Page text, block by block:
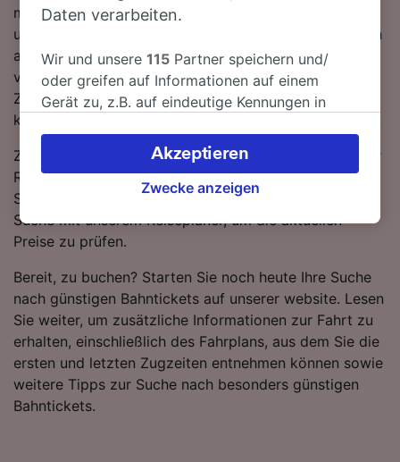
müssen während der Fahrt nach Firenze Statuto 1-mal
umsteigen, da derzeit keine direkten Zugverbindungen
auf dieser Route verfügbar sind. Auf dieser Strecke
verkehren sowohl Trenitalia als auch Frecciarossa
Züge, die standardmäßig einen modernen,
komfortablen Service mit viel Platz für Gepäck bieten.
Zugtickets von Parma nach Firenze Statuto sind in der
Regel günstiger, wenn Sie im Voraus buchen, als wenn
Sie sie erst am Tag der Reise kaufen. Starten Sie eine
Suche mit unserem Reiseplaner, um die aktuellen
Preise zu prüfen.
Bereit, zu buchen? Starten Sie noch heute Ihre Suche
nach günstigen Bahntickets auf unserer website. Lesen
Sie weiter, um zusätzliche Informationen zur Fahrt zu
erhalten, einschließlich des Fahrplans, aus dem Sie die
ersten und letzten Zugzeiten entnehmen können sowie
weitere Tipps zur Suche nach besonders günstigen
Bahntickets.
Daten verarbeiten.
Wir und unsere115 Partner speichern und/
oder greifen auf Informationen auf einem
Gerät zu, z.B. auf eindeutige Kennungen in
verarbeiten. Sie können Ihre Präferenzen
akzeptieren oder verwalten, einschließlich
Ihres Widerspruchsrechts bei berechtigtem
besuchen Sie jederzeit die Seite der
Datenschutzrichtlinie. Diese Präferenzen
werden unseren Partnern signalisiert und
haben keinen Einfluss auf Surfdaten. Ihre
Daten werden nicht für Tracking-Zwecke
verwendet, wenn Sie uns gebeten haben, Ihr
Surfverhalten nicht zu verfolgen.
Wir und unsere Partner verarbeiten Daten, um
Folgendes bereitzustellen:
Zwecke anzeigen
Akzeptieren